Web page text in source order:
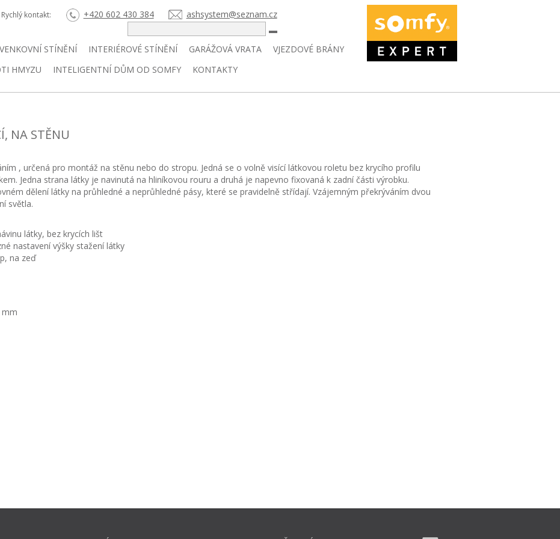
Rychlý kontakt: +420 602 430 384
ashsystem@seznam.cz
HLEDAT
VENKOVNÍ STÍNĚNÍ INTERIÉROVÉ STÍNĚNÍ GARÁŽOVÁ VRATA
VJEZDOVÉ BRÁNY
HMYZU
INTELIGENTNÍ DŮM OD SOMFY KONTAKTY
NA STĚNU
, určená pro montáž na stěnu nebo do stropu. Jedná se o volně visící látkovou roletu bez krycího profilu
Jedna strana látky je navinutá na hliníkovou rouru a druhá je napevno fixovaná k zadní části výrobku.
dělení látky na průhledné a neprůhledné pásy, které se pravidelně střídají. Vzájemným překrýváním dvou
světla.
látky, bez krycích lišt
nastavení výšky stažení látky
na zeď
mm